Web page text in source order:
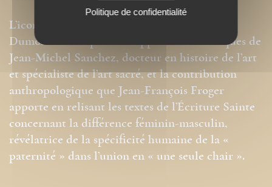
L’iconographie exceptionnelle de Jean-Paul
Dumontier complète les approches historiques de
Jean-Michel Sanchez, docteur en histoire de l’art
et spécialiste de l’art sacré, et la contribution
anthropologique que Jean-François Froger
apporte en relisant les textes de l’Écriture Sainte
concernant la différence féminin-masculin,
révélatrice de la spécificité humaine de la «
paternité » dans l’union en « une seule chair ».
Politique de confidentialité